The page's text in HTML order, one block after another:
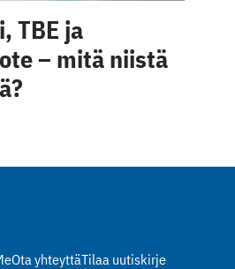
TBE ja
– mitä niistä
Ota yhteyttäTilaa uutiskirje